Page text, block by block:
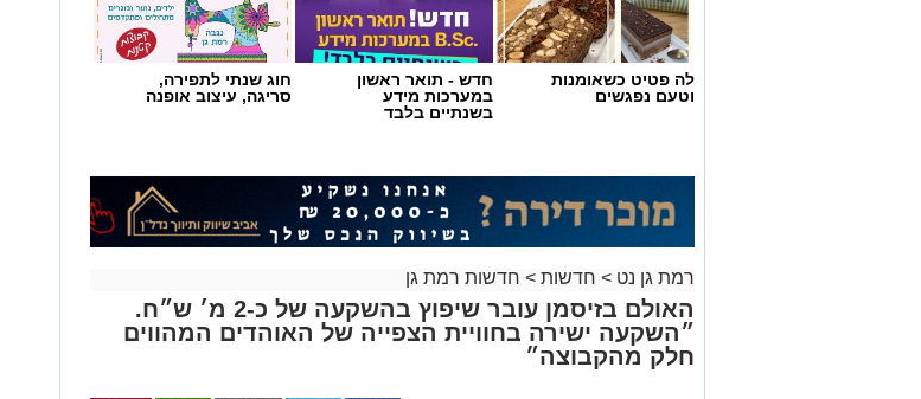
לה פטיט כשאומנות
וטעם נפגשים
חדש - תואר ראשון
במערכות מידע
בשנתיים בלבד
חוג שנתי לתפירה,
סריגה, עיצוב אופנה
רמת גן נט > חדשות > חדשות רמת גן
האולם בזיסמן עובר שיפוץ בהשקעה של כ-2 מ׳ ש״ח.
״השקעה ישירה בחוויית הצפייה של האוהדים המהווים
חלק מהקבוצה״